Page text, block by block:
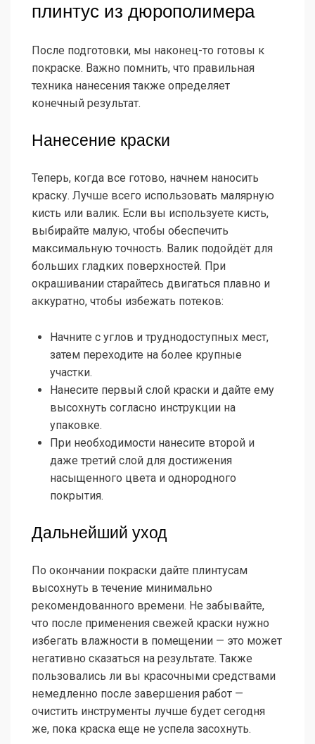
плинтус из дюрополимера
После подготовки, мы наконец-то готовы к
покраске. Важно помнить, что правильная
техника нанесения также определяет
конечный результат.
Нанесение краски
Теперь, когда все готово, начнем наносить
краску. Лучше всего использовать малярную
кисть или валик. Если вы используете кисть,
выбирайте малую, чтобы обеспечить
максимальную точность. Валик подойдёт для
больших гладких поверхностей. При
окрашивании старайтесь двигаться плавно и
аккуратно, чтобы избежать потеков:
Начните с углов и труднодоступных мест,
затем переходите на более крупные
участки.
Нанесите первый слой краски и дайте ему
высохнуть согласно инструкции на
упаковке.
При необходимости нанесите второй и
даже третий слой для достижения
насыщенного цвета и однородного
покрытия.
Дальнейший уход
По окончании покраски дайте плинтусам
высохнуть в течение минимально
рекомендованного времени. Не забывайте,
что после применения свежей краски нужно
избегать влажности в помещении — это может
негативно сказаться на результате. Также
пользовались ли вы красочными средствами
немедленно после завершения работ —
очистить инструменты лучше будет сегодня
же, пока краска еще не успела засохнуть.